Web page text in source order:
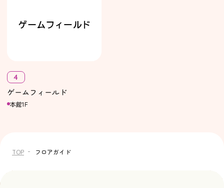
4
ゲームフィールド
本館1F
TOP フロアガイド